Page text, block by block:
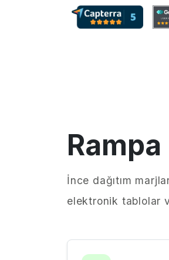
İnce dağıtım
elektronik tablolar